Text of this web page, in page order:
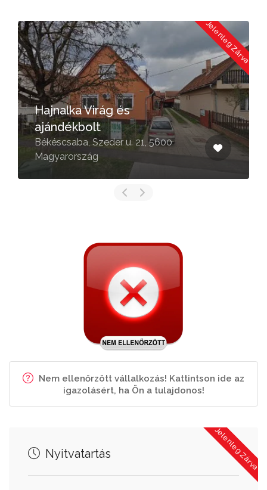
Jelenleg Zárva
Hajnalka Virág és
ajándékbolt
Békéscsaba, Szeder u. 21, 5600
Magyarország
Nem ellenőrzött vállalkozás! Kattintson ide az
igazolásért, ha Ön a tulajdonos!
Jelenleg Zárva
Nyitvatartás